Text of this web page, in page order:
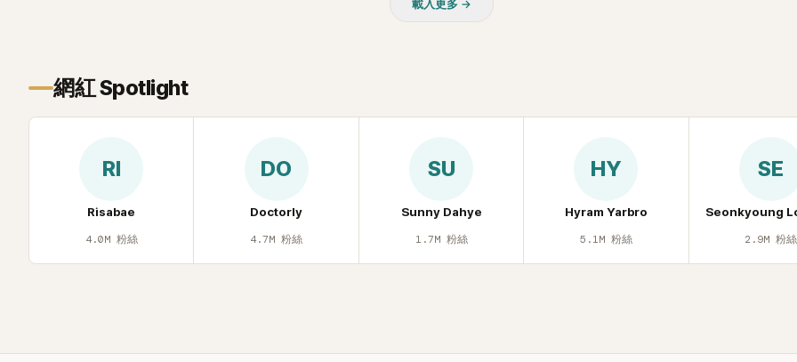
面至今仍被網友津津樂道。 這段為平息爭
的事件。 回顧李智惠的演藝路，她於
道，該團在 2000 年代初期紅極一時，由
炫、Chris Kim 兩位男成員組成。不過後來
爆出長達四年的團內霸凌風波，甚至傳出
載入更多 →
網紅 Spotlight
RI
Risabae
4.0M 粉絲
DO
Doctorly
4.7M 粉絲
SU
Sunny Dahye
1.7M 粉絲
HY
Hyram Yarbro
5.1M 粉絲
SE
Seonkyoung
2.9M 粉絲